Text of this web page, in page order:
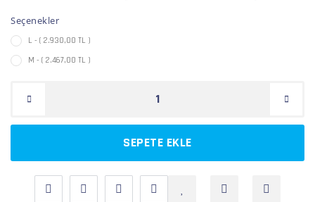
Seçenekler
L - ( 2.930,00 TL )
M - ( 2.467,00 TL )
SEPETE EKLE